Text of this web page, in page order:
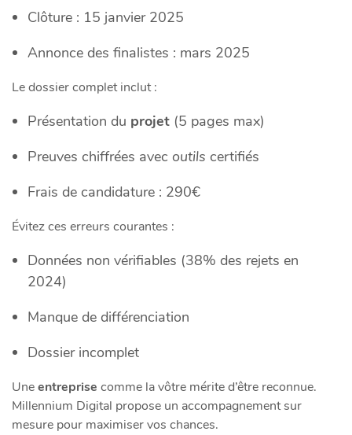
Clôture : 15 janvier 2025
Annonce des finalistes : mars 2025
Le dossier complet inclut :
Présentation du projet (5 pages max)
Preuves chiffrées avec outils certifiés
Frais de candidature : 290€
Évitez ces erreurs courantes :
Données non vérifiables (38% des rejets en
2024)
Manque de différenciation
Dossier incomplet
Uneentreprise comme la vôtre mérite d’être reconnue.
Millennium Digital propose un accompagnement sur
mesure pour maximiser vos chances.